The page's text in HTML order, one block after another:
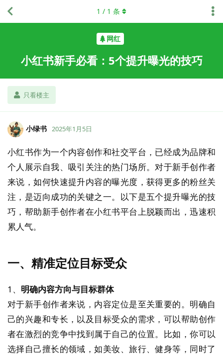
网红
小红书新手必看：5个提升曝光的技巧
只看楼主
1 / 1 条
小绿书 2025年1月5日
小红书作为一个内容创作和社交平台，已经成为品牌和
个人展示自我、吸引关注的热门场所。对于新手创作者
来说，如何快速提升内容的曝光度，获得更多的粉丝关
注，是迈向成功的关键之一。以下是五个提升曝光的技
巧，帮助新手创作者在小红书平台上脱颖而出，迅速积
累人气。
一、精准定位目标受众
1、 明确内容方向与目标群体
对于新手创作者来说，内容定位是至关重要的。明确自
己的兴趣和专长，以及目标受众的需求，可以帮助创作
者在激烈的竞争中找到属于自己的位置。比如，你可以
选择自己擅长的领域，如美妆、旅行、健身等，同时了